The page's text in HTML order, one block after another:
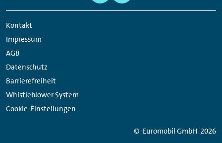
Kontakt
Impressum
AGB
Datenschutz
Barrierefreiheit
Whistleblower System
Cookie-Einstellungen
Network
Links
© Euromobil GmbH 2026